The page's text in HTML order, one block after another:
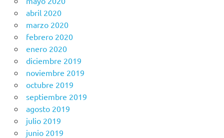
abril 2020
marzo 2020
febrero 2020
enero 2020
diciembre 2019
noviembre 2019
octubre 2019
septiembre 2019
agosto 2019
julio 2019
junio 2019